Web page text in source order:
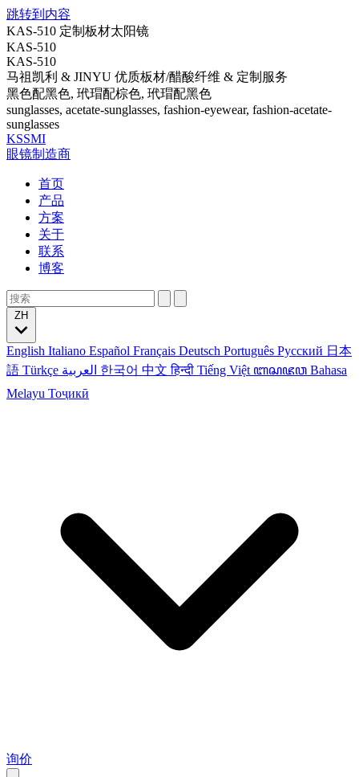
跳转到内容
KAS-510 定制板材太阳镜
KAS-510
KAS-510
马祖凯利 & JINYU 优质板材/醋酸纤维 & 定制服务
黑色配黑色, 玳瑁配棕色, 玳瑁配黑色
sunglasses, acetate-sunglasses, fashion-eyewear, fashion-acetate-
sunglasses
KSSMI
眼镜制造商
首页
产品
方案
关于
联系
博客
English Italiano Español Français Deutsch Português Русский 日本
語 Türkçe 한국어 中文हिन्दी Tiếng Việt ꦧꦱꦗꦮ Bahasa
Melayu Тоҷикӣ
询价